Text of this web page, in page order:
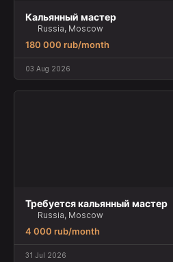
Кальянный мастер
Russia, Moscow
180 000 rub/month
03 Aug 2026
Требуется кальянный мастер
Russia, Moscow
4 000 rub/month
31 Jul 2026